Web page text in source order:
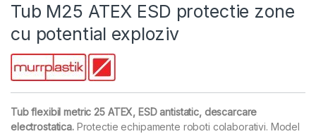
Tub M25 ATEX ESD protectie zone
cu potential exploziv
Tub flexibil metric 25 ATEX, ESD antistatic, descarcare
electrostatica.Protectie echipamente roboti colaborativi. Model